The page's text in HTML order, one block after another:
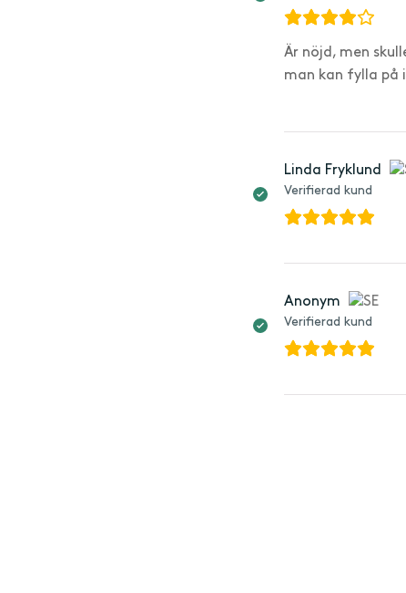
Är nöjd, men
man kan fylla på
Linda Fryklund
Verifierad kund
Anonym
Verifierad kund